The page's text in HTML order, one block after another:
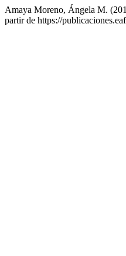
Amaya Moreno, Ángela M.
partir de https://